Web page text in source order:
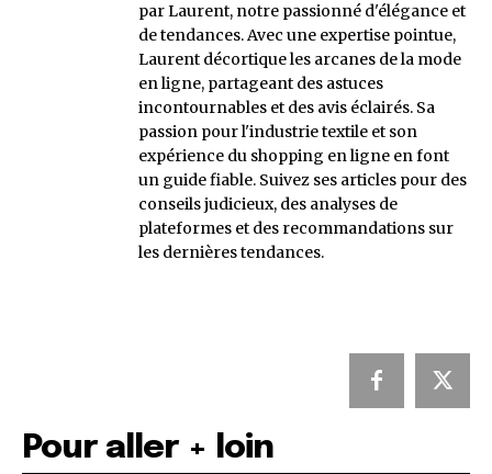
par Laurent, notre passionné d'élégance et
de tendances. Avec une expertise pointue,
Laurent décortique les arcanes de la mode
en ligne, partageant des astuces
incontournables et des avis éclairés. Sa
passion pour l'industrie textile et son
expérience du shopping en ligne en font
un guide fiable. Suivez ses articles pour des
conseils judicieux, des analyses de
plateformes et des recommandations sur
les dernières tendances.
Pour aller + loin